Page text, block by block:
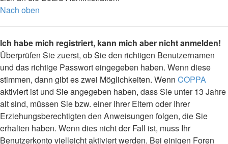
Nach oben
Ich habe mich registriert, kann mich aber nicht anmelden!
Überprüfen Sie zuerst, ob Sie den richtigen Benutzernamen
und das richtige Passwort eingegeben haben. Wenn diese
stimmen, dann gibt es zwei Möglichkeiten. Wenn COPPA
aktiviert ist und Sie angegeben haben, dass Sie unter 13 Jahre
alt sind, müssen Sie bzw. einer Ihrer Eltern oder Ihrer
Erziehungsberechtigten den Anweisungen folgen, die Sie
erhalten haben. Wenn dies nicht der Fall ist, muss Ihr
Benutzerkonto vielleicht aktiviert werden. Bei einigen Foren